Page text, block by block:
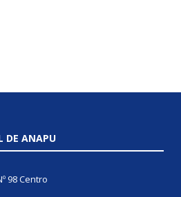
DE ANAPU
98 Centro